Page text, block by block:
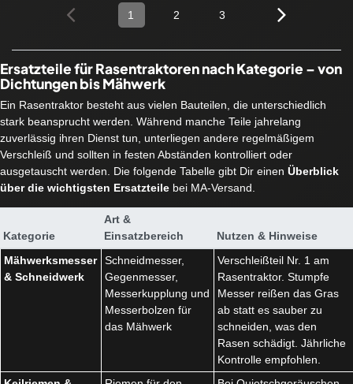
1 2 3
Ersatzteile für Rasentraktoren nach Kategorie – von
Dichtungen bis Mähwerk
Ein Rasentraktor besteht aus vielen Bauteilen, die unterschiedlich
stark beansprucht werden. Während manche Teile jahrelang
zuverlässig ihren Dienst tun, unterliegen andere regelmäßigem
Verschleiß und sollten in festen Abständen kontrolliert oder
ausgetauscht werden. Die folgende Tabelle gibt Dir einen Überblick
über die wichtigsten Ersatzteile bei MA-Versand.
Kategorie
Art &
Einsatzbereich
Nutzen & Hinweise
Mähwerksmesser
& Schneidwerk
Schneidmesser,
Gegenmesser,
Messerkupplung und
Messerbolzen für
das Mähwerk
Verschleißteil Nr. 1 am
Rasentraktor. Stumpfe
Messer reißen das Gras
ab statt es sauber zu
schneiden, was den
Rasen schädigt. Jährliche
Kontrolle empfohlen.